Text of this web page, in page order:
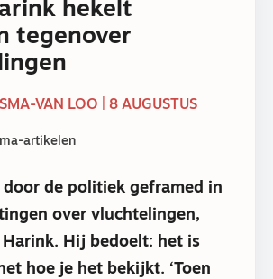
hekelt
tegenover
VAN LOO | 8 AUGUSTUS
artikelen
door de politiek geframed in
over vluchtelingen,
Hij bedoelt: het is
hoe je het bekijkt. ‘Toen